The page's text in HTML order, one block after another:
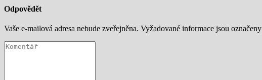
Odpovědět
Vaše e-mailová adresa nebude zveřejněna. Vyžadované informace jsou označeny